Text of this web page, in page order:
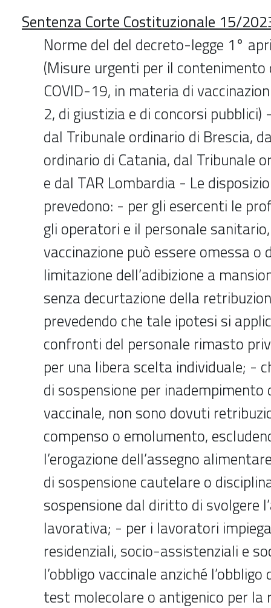
Sentenza Corte Costituzionale 15/
Norme del del decreto-legge 1°
(Misure urgenti per il contenimento
COVID-19, in materia di
2, di giustizia e di concorsi pubblici)
dal Tribunale ordinario di Brescia,
ordinario di Catania, dal Tribunale
e dal TAR Lombardia - Le
prevedono: - per gli esercenti le
gli operatori e il personale
vaccinazione può essere omessa o
limitazione dell’adibizione a
senza decurtazione della
prevedendo che tale ipotesi si
confronti del personale rimasto
per una libera scelta individuale; -
di sospensione per inadempimento
vaccinale, non sono dovuti
compenso o emolumento,
l’erogazione dell’assegno
di sospensione cautelare o
sospensione dal diritto di svolgere
lavorativa; - per i lavoratori
residenziali, socio-assistenziali e
l’obbligo vaccinale anziché
test molecolare o antigenico per la